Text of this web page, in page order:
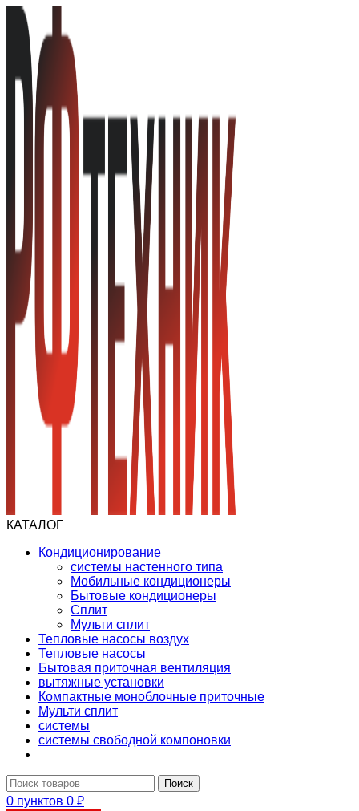
КАТАЛОГ
Кондиционирование
системы настенного типа
Мобильные кондиционеры
Бытовые кондиционеры
Сплит
Мульти сплит
Тепловые насосы воздух
Тепловые насосы
Бытовая приточная вентиляция
вытяжные установки
Компактные моноблочные приточные
Мульти сплит
системы
системы свободной компоновки
Поиск
0 пунктов 0 ₽